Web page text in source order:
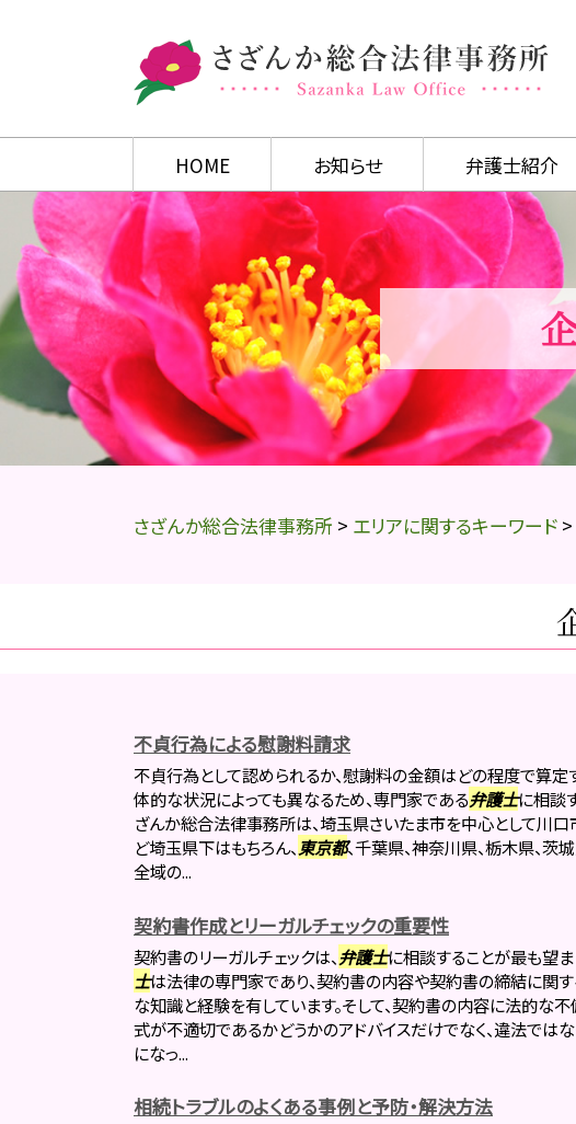
HOME お知らせ 弁護士紹介
さざんか総合法律事務所 > エリアに関するキーワード >
不貞行為による慰謝料請求
不貞行為として認められるか、慰謝料の金額はどの程度で算定
体的な状況によっても異なるため、専門家である弁護士に相談
ざんか総合法律事務所は、埼玉県さいたま市を中心として川口
ど埼玉県下はもちろん、東京都、千葉県、神奈川県、栃木県、茨
全域の...
契約書作成とリーガルチェックの重要性
契約書のリーガルチェックは、 弁護士に相談することが最も望ま
士は法律の専門家であり、契約書の内容や契約書の締結に関す
な知識と経験を有しています。そして、契約書の内容に法的な
式が不適切であるかどうかのアドバイスだけでなく、違法では
になっ...
相続トラブルのよくある事例と予防・解決方法